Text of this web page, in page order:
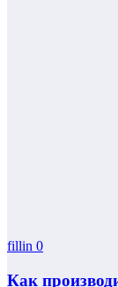
fillin 0
Как